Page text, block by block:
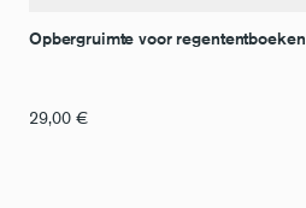
Opbergruimte voor regententboeken
29,00 €